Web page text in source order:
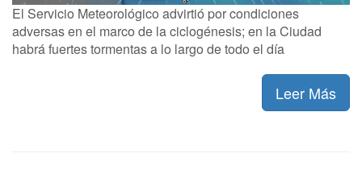
El Servicio Meteorológico advirtió por condiciones
adversas en el marco de la ciclogénesis; en la Ciudad
habrá fuertes tormentas a lo largo de todo el día
Leer Más